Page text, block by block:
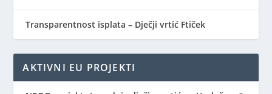
Transparentnost isplata – Dječji vrtić Ftiček
AKTIVNI EU PROJEKTI